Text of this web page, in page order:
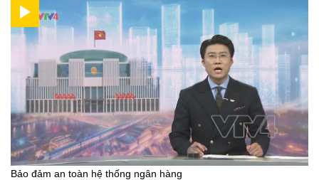
Bảo đảm an toàn hệ thống ngân hàng